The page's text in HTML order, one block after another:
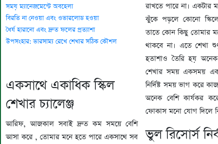
সময় ম্যানেজমেন্টে অবহেলা
বিরতি না নেওয়া এবং ওভারলোড হওয়া
ধৈর্য হারানো এবং দ্রুত ফলের প্রত্যাশা
উপসংহার: ভারসাম্য রেখে শেখার সঠিক কৌশল
একসাথে একাধিক স্কিল
শেখার চ্যালেঞ্জ
আরিফ, আজকাল সবাই দ্রুত কম সময়ে বেশি
আসা করে , তোমার মনে হতে পারে একসাথে সব
রাখতে পারে না। একটার
ঝুঁকে পড়লে কোনো
তাতে কোন কিছু তোমার
থাকবে না। এতে শেখা
হতাশাও তৈরি হয়
শেখার সময় একসময়
নির্দিষ্ট সময় ভাগ করে
অনেক বেশি কার্যকর
ফোকাস মনো যোগ দিলে
ভুল রিসোর্স